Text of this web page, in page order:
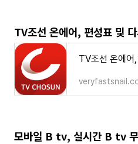
TV조선 온에어, 편성표 및
TV조선 온에어
모바일 B tv, 실시간 B tv